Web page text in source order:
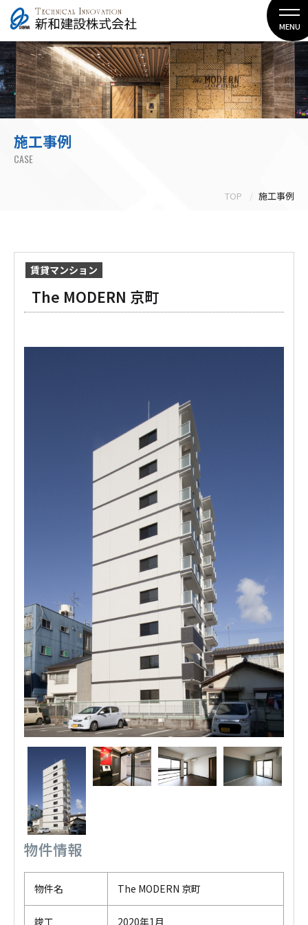
MENU
施工事例
CASE
TOP 施工事例
賃貸マンション
The MODERN 京町
物件情報
物件名 The MODERN 京町
竣工 2020年1月
戻る